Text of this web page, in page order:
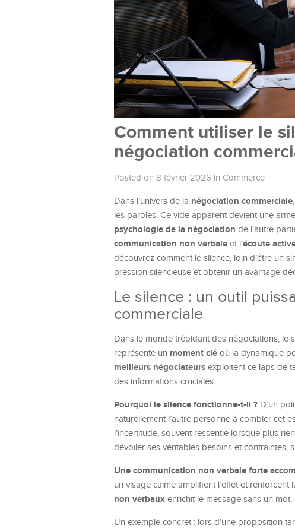
Comment utiliser le
négociation
Posted on 8 février 2026 in Commerce
Dans l’univers de la négociation commerciale
les paroles. Ce vide apparent devient une
psychologie de la négociation de l’autre
communication non verbale et l’écoute
découvrez comment le silence, loin d’être un
pression silencieuse et obtenir un avantage
Le silence : un outil
commerciale
Dans le monde trépidant des négociations, le
représente un moment clé où la dynamique
meilleurs négociateurs exploitent ce laps de
des informations cruciales.
Pourquoi le silence fonctionne-t-il ? D’un
naturellement l’autre personne à combler cet
l’incertitude, souvent ressentie lorsque plus
dévoiler ses véritables besoins et contraintes,
Une communication non verbale forte
un visage calme amplifient l’effet et
non verbaux enrichit le message sans un
Un exemple concret : lors d’une proposition